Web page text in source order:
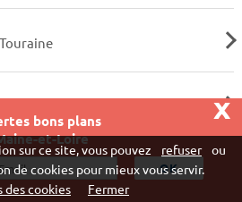
bons plans
et-Loire
x
sur ce site, vous pouvez refuser
ou
de cookies pour mieux vous servir.
des cookies
Fermer